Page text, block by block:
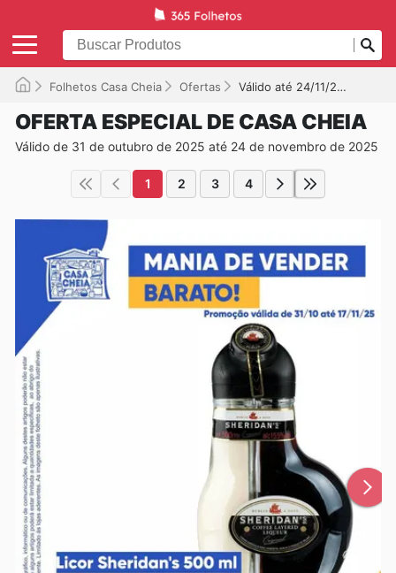
Folhetos Casa Cheia Ofertas Válido até 24/11/2025
OFERTA ESPECIAL DE CASA CHEIA
Válido de 31 de outubro de 2025 até 24 de novembro de 2025
1 2 3 4